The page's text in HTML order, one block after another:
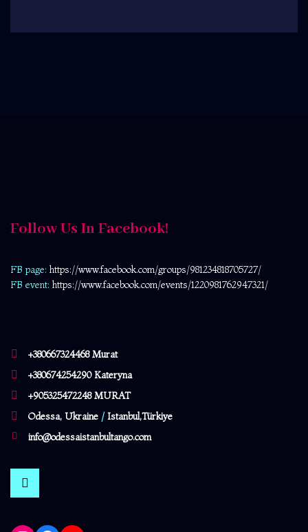
Follow Us In Facebook!
FB page: https://www.facebook.com/groups/981234818705727/
FB event: https://www.facebook.com/events/1220981762947321/
+380667324468 Murat
+380674254290 Kateryna
+905325472248 MURAT
Odessa, Ukraine /Istanbul,Türkiye
info@odessaistanbultango.com